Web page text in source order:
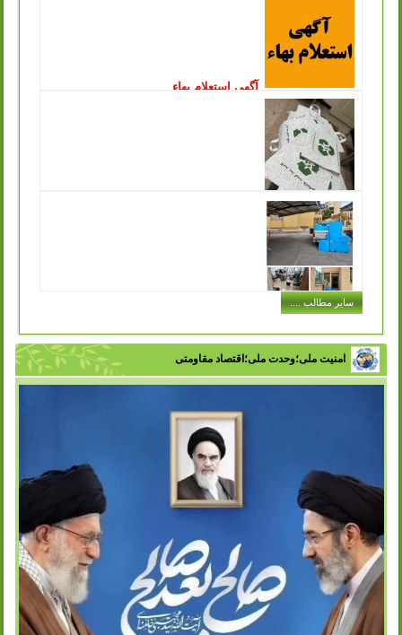
سازمان مدیریت پسماندشهرداری ورامین در نظر دارد بازیافت
پسماندهای با ارزش مرکز دفن زباله چرمشهر را از طریق
مزایده عمومی به اشخاص حقیقی و...
آگهی استعلام بهاء
انتشار: چهارشنبه, 15 آذر 1402
سازمان مدیریت پسماند شهرداری ورامین درنظردارد جهت جمع
آوری و زنده گیری سگ های بلاصاحب سطح شهر نسبت به
انعقاد قرارداد با پیمانکار واجد...
سازمان مدیریت پسماند به جهت تکریم ارباب رجوع
انتشار: شنبه, 11 آذر 1402
یکی از مشکلاتی که در حفظ محیط زیست و اصول بازیافت با
آن مواجه هستیم این است که افراد در هنگام خرید حجم بسیار
زیادی کیسه پلاستیکی...
در ادارات شهر
با تلاش سازمان مدیریت پسماند شهرداری ورامین و با هدف
تفکیک زباله از مبدا، فرهنگ سازی در زمینه مدیریت پسماند و
زباله در بین اقشار مختلف...ادامه مطلب ..
سایر مطالب ....
امنیت ملی؛وحدت ملی؛اقتصاد مقاومتی